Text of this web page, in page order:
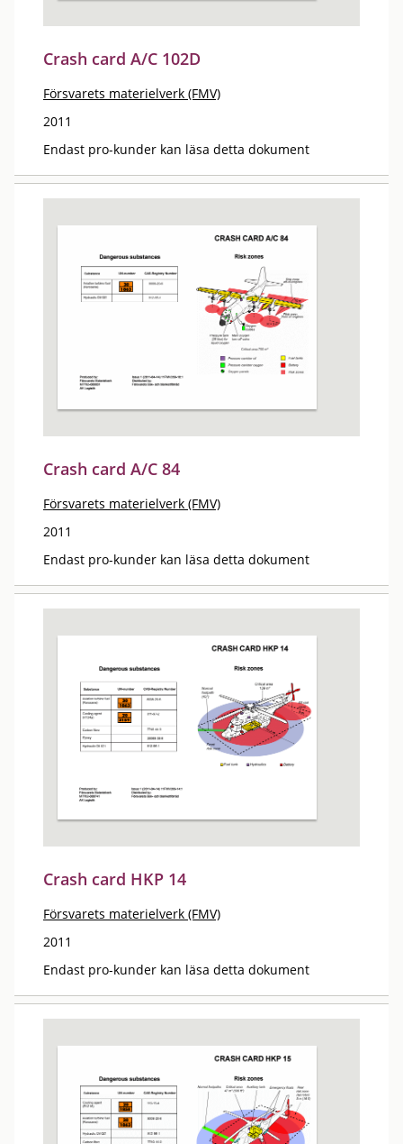
Crash card A/C 102D
Försvarets materielverk (FMV)
2011
Endast pro-kunder kan läsa detta dokument
Crash card A/C 84
Försvarets materielverk (FMV)
2011
Endast pro-kunder kan läsa detta dokument
Crash card HKP 14
Försvarets materielverk (FMV)
2011
Endast pro-kunder kan läsa detta dokument